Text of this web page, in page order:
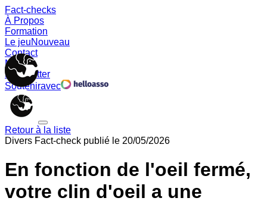
Fact-checks
À Propos
Formation
Le jeuNouveau
Contact
Memes
Newsletter
Souteniravec
Retour à la liste
Divers Fact-check publié le 20/05/2026
En fonction de l'oeil fermé,
votre clin d'oeil a une